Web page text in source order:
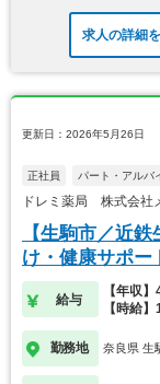
求人の詳細
更新日：2026年5月26日
正社員 パート・アルバ
ドレミ薬局 株式会社
【生駒市／近
け・健康サポー
給与
【年
【時給
勤務地 奈良県 生